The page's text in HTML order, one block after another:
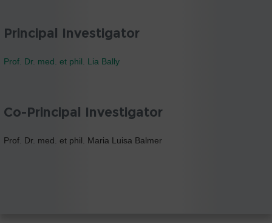
Principal Investigator
Prof. Dr. med. et phil. Lia Bally
Co-Principal Investigator
Prof. Dr. med. et phil. Maria Luisa Balmer